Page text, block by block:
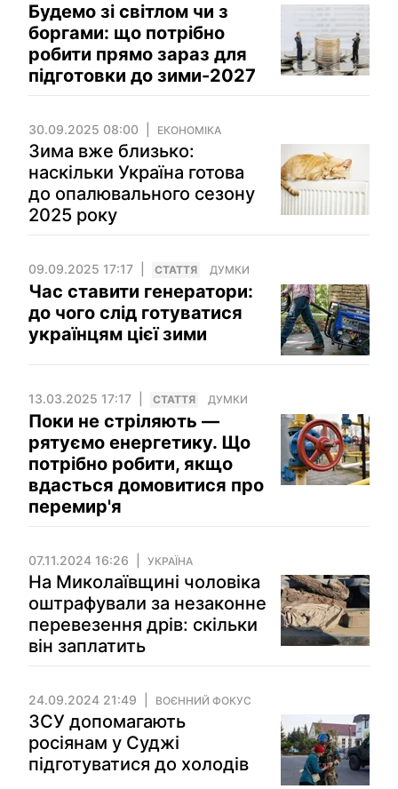
Будемо зі світлом чи з
боргами: що потрібно
робити прямо зараз для
підготовки до зими-2027
30.09.2025 08:00 ЕКОНОМІКА
Зима вже близько:
наскільки Україна готова
до опалювального сезону
2025 року
09.09.2025 17:17 СТАТТЯ ДУМКИ
Час ставити генератори:
до чого слід готуватися
українцям цієї зими
13.03.2025 17:17 СТАТТЯ ДУМКИ
Поки не стріляють —
рятуємо енергетику. Що
потрібно робити, якщо
вдасться домовитися про
перемир'я
07.11.2024 16:26 УКРАЇНА
На Миколаївщині чоловіка
оштрафували за незаконне
перевезення дрів: скільки
він заплатить
24.09.2024 21:49 ВОЄННИЙ ФОКУС
ЗСУ допомагають
росіянам у Суджі
підготуватися до холодів